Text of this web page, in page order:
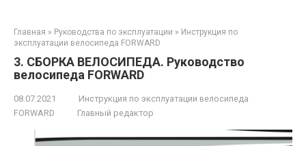
Главная » Руководства по эксплуатации » Инструкция по
эксплуатации велосипеда FORWARD
3. СБОРКА ВЕЛОСИПЕДА. Руководство
велосипеда FORWARD
08.07.2021
Инструкция по эксплуатации велосипеда
FORWARD
Главный редактор